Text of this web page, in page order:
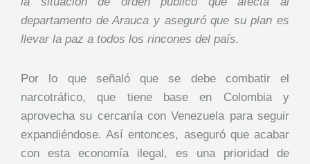
departamento de Arauca y aseguró que su plan es
llevar la paz a todos los rincones del país.
Por lo que señaló que se debe combatir el
narcotráfico, que tiene base en Colombia y
aprovecha su cercanía con Venezuela para seguir
expandiéndose. Así entonces, aseguró que acabar
con esta economía ilegal, es una prioridad de